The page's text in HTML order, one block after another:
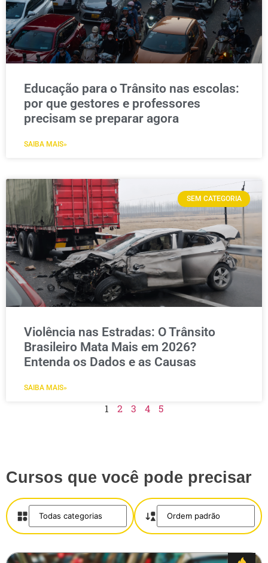
Educação para o Trânsito nas escolas:
por que gestores e professores
precisam se preparar agora
SAIBA MAIS»
SEM CATEGORIA
Violência nas Estradas: O Trânsito
Brasileiro Mata Mais em 2026?
Entenda os Dados e as Causas
SAIBA MAIS»
1 2 3 4 5
Cursos que você pode precisar